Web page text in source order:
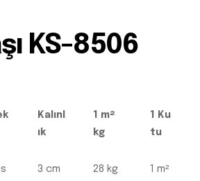
KS-8506
Kalınl
ık
1 m²
kg
1 Ku
tu
3 cm 28 kg 1 m²